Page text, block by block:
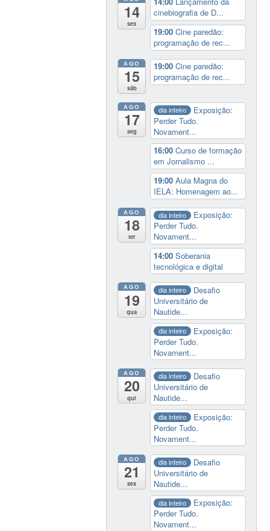
14
sex
cinebiografia de D...
19:00Cine paredão:
programação de rec...
AGO
15
sáb
19:00Cine paredão:
programação de rec...
AGO
17
seg
dia inteiro
Exposição:
Perder Tudo.
Novament...
16:00Curso de formação
em Jornalismo ...
19:00Aula Magna do
IELA: Homenagem ao...
AGO
18
ter
dia inteiro
Exposição:
Perder Tudo.
Novament...
14:00Soberania
tecnológica e digital
AGO
19
qua
dia inteiro
Desafio
Universitário de
Nautide...
dia inteiro
Exposição:
Perder Tudo.
Novament...
AGO
20
qui
dia inteiro
Desafio
Universitário de
Nautide...
dia inteiro
Exposição:
Perder Tudo.
Novament...
AGO
21
sex
dia inteiro
Desafio
Universitário de
Nautide...
dia inteiro
Exposição:
Perder Tudo.
Novament...